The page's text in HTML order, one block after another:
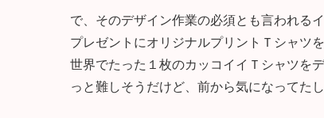
で、そのデザイン作業の必須とも言われる
プレゼントにオリジナルプリントＴシャツ
世界でたった１枚のカッコイイＴシャツを
っと難しそうだけど、前から気になってた